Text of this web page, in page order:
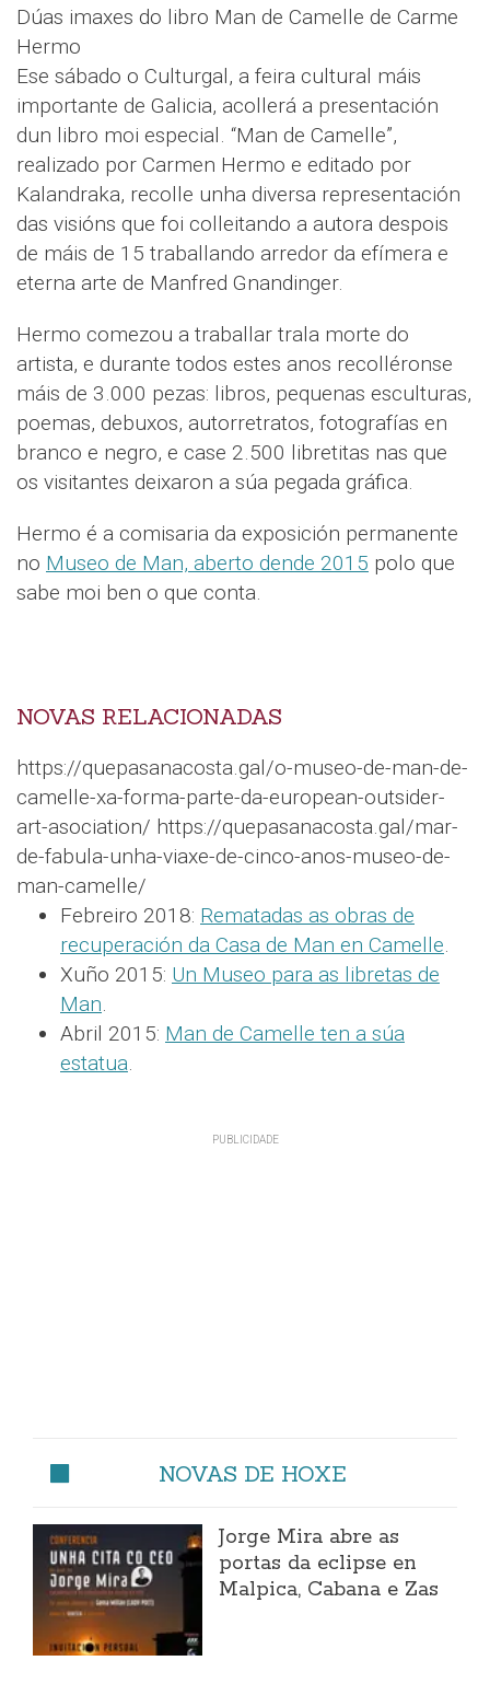
Dúas imaxes do libro Man de Camelle de Carme
Hermo
Ese sábado o Culturgal, a feira cultural máis
importante de Galicia, acollerá a presentación
dun libro moi especial. “Man de Camelle”,
realizado por Carmen Hermo e editado por
Kalandraka, recolle unha diversa representación
das visións que foi colleitando a autora despois
de máis de 15 traballando arredor da efímera e
eterna arte de Manfred Gnandinger.
Hermo comezou a traballar trala morte do
artista, e durante todos estes anos recolléronse
máis de 3.000 pezas: libros, pequenas esculturas,
poemas, debuxos, autorretratos, fotografías en
branco e negro, e case 2.500 libretitas nas que
os visitantes deixaron a súa pegada gráfica.
Hermo é a comisaria da exposición permanente
no Museo de Man, aberto dende 2015 polo que
sabe moi ben o que conta.
NOVAS RELACIONADAS
https://quepasanacosta.gal/o-museo-de-man-de-
camelle-xa-forma-parte-da-european-outsider-
art-asociation/ https://quepasanacosta.gal/mar-
de-fabula-unha-viaxe-de-cinco-anos-museo-de-
man-camelle/
Febreiro 2018: Rematadas as obras de
recuperación da Casa de Man en Camelle.
Xuño 2015: Un Museo para as libretas de
Man.
Abril 2015: Man de Camelle ten a súa
estatua.
NOVAS DE HOXE
Jorge Mira abre as
portas da eclipse en
Malpica, Cabana e Zas